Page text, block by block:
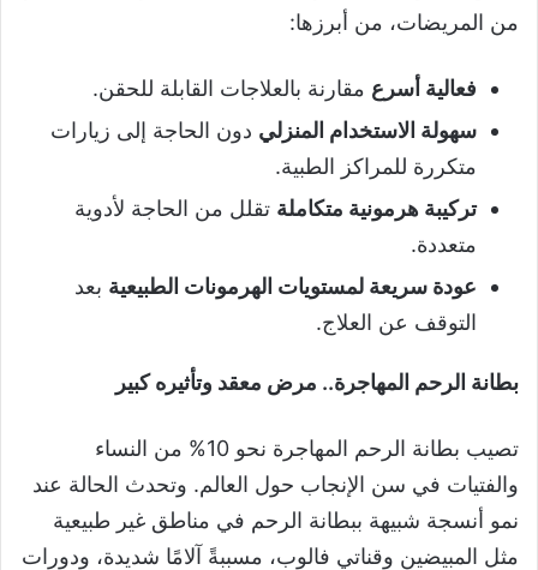
من المريضات، من أبرزها:
فعالية أسرع مقارنة بالعلاجات القابلة للحقن.
سهولة الاستخدام المنزلي دون الحاجة إلى زيارات
متكررة للمراكز الطبية.
تركيبة هرمونية متكاملة تقلل من الحاجة لأدوية
متعددة.
عودة سريعة لمستويات الهرمونات الطبيعية بعد
التوقف عن العلاج.
بطانة الرحم المهاجرة.. مرض معقد وتأثيره كبير
تصيب بطانة الرحم المهاجرة نحو 10% من النساء
والفتيات في سن الإنجاب حول العالم. وتحدث الحالة عند
نمو أنسجة شبيهة ببطانة الرحم في مناطق غير طبيعية
مثل المبيضين وقناتي فالوب، مسببةً آلامًا شديدة، ودورات